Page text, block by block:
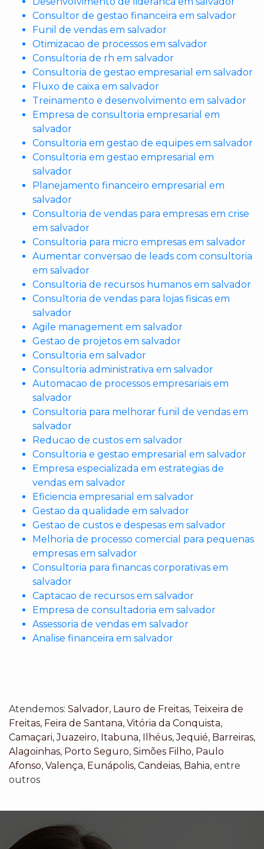
Consultor de gestao financeira em salvador
Funil de vendas em salvador
Otimizacao de processos em salvador
Consultoria de rh em salvador
Consultoria de gestao empresarial em salvador
Fluxo de caixa em salvador
Treinamento e desenvolvimento em salvador
Empresa de consultoria empresarial em
salvador
Consultoria em gestao de equipes em salvador
Consultoria em gestao empresarial em
salvador
Planejamento financeiro empresarial em
salvador
Consultoria de vendas para empresas em crise
em salvador
Consultoria para micro empresas em salvador
Aumentar conversao de leads com consultoria
em salvador
Consultoria de recursos humanos em salvador
Consultoria de vendas para lojas fisicas em
salvador
Agile management em salvador
Gestao de projetos em salvador
Consultoria em salvador
Consultoria administrativa em salvador
Automacao de processos empresariais em
salvador
Consultoria para melhorar funil de vendas em
salvador
Reducao de custos em salvador
Consultoria e gestao empresarial em salvador
Empresa especializada em estrategias de
vendas em salvador
Eficiencia empresarial em salvador
Gestao da qualidade em salvador
Gestao de custos e despesas em salvador
Melhoria de processo comercial para pequenas
empresas em salvador
Consultoria para financas corporativas em
salvador
Captacao de recursos em salvador
Empresa de consultadoria em salvador
Assessoria de vendas em salvador
Analise financeira em salvador
Atendemos: Salvador, Lauro de Freitas, Teixeira de
Freitas, Feira de Santana, Vitória da Conquista,
Camaçari,Juazeiro, Itabuna, Ilhéus,Jequié, Barreiras,
Alagoinhas, Porto Seguro, Simões Filho, Paulo
Afonso, Valença, Eunápolis, Candeias, Bahia, entre
outros